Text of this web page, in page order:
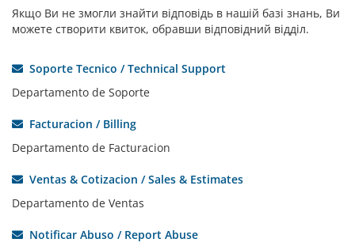
Якщо Ви не змогли знайти відповідь в нашій базі знань, Ви
можете створити квиток, обравши відповідний відділ.
Soporte Tecnico / Technical Support
Departamento de Soporte
Facturacion / Billing
Departamento de Facturacion
Ventas & Cotizacion / Sales & Estimates
Departamento de Ventas
Notificar Abuso / Report Abuse